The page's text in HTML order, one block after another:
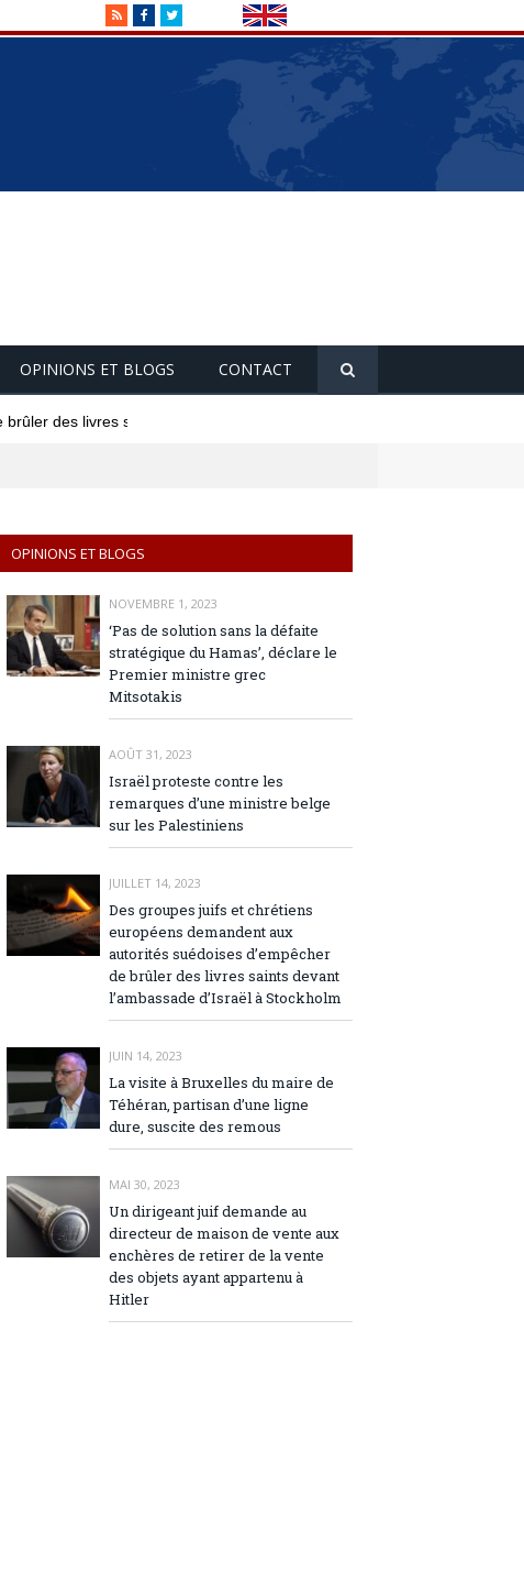
RSSFacebookTwitter
OPINIONS ET BLOGS CONTACT
des livres saints devant l'ambassade d'Israë...
OPINIONS ET BLOGS
NOVEMBRE 1, 2023
‘Pas de solution sans la défaite
stratégique du Hamas’, déclare le
Premier ministre grec
Mitsotakis
AOÛT 31, 2023
Israël proteste contre les
remarques d’une ministre belge
sur les Palestiniens
JUILLET 14, 2023
Des groupes juifs et chrétiens
européens demandent aux
autorités suédoises d’empêcher
de brûler des livres saints devant
l’ambassade d’Israël à Stockholm
JUIN 14, 2023
La visite à Bruxelles du maire de
Téhéran, partisan d’une ligne
dure, suscite des remous
MAI 30, 2023
Un dirigeant juif demande au
directeur de maison de vente aux
enchères de retirer de la vente
des objets ayant appartenu à
Hitler